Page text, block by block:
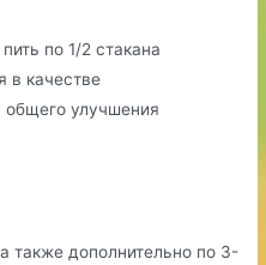
по 1/2 стакана
в качестве
общего улучшения
также дополнительно по 3-